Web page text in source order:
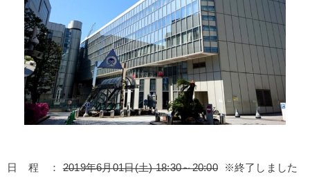
日 程 ：2019年6月01日(土) 18:30～20:00 ※終了しました